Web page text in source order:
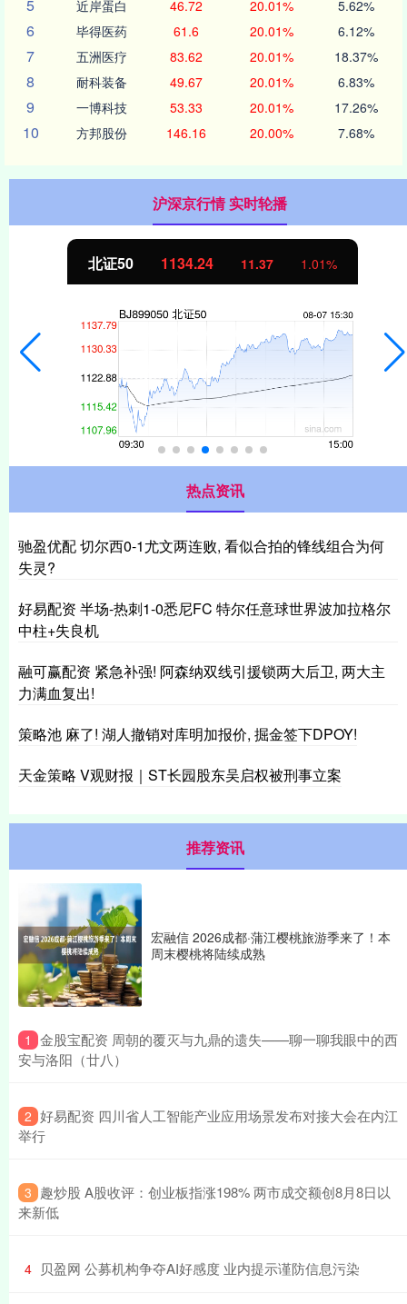
5 近岸蛋白 46.72 20.01% 5.62%
6 毕得医药 61.6 20.01% 6.12%
7 五洲医疗 83.62 20.01% 18.37%
8 耐科装备 49.67 20.01% 6.83%
9 一博科技 53.33 20.01% 17.26%
10 方邦股份 146.16 20.00% 7.68%
沪深京行情 实时轮播
北证50 1134.24 11.37 1.01%
热点资讯
驰盈优配 切尔西0-1尤文两连败, 看似合拍的锋线组合为何
失灵?
好易配资 半场-热刺1-0悉尼FC 特尔任意球世界波加拉格尔
中柱+失良机
融可赢配资 紧急补强! 阿森纳双线引援锁两大后卫, 两大主
力满血复出!
策略池 麻了! 湖人撤销对库明加报价, 掘金签下DPOY!
天金策略 V观财报｜ST长园股东吴启权被刑事立案
推荐资讯
宏融信 2026成都·蒲江樱桃旅游季来了！本
周末樱桃将陆续成熟
1 ​金股宝配资 周朝的覆灭与九鼎的遗失——聊一聊我眼中的西
安与洛阳（廿八）
2 ​好易配资 四川省人工智能产业应用场景发布对接大会在内江
举行
3 ​趣炒股 A股收评：创业板指涨198% 两市成交额创8月8日以
来新低
4 ​贝盈网 公募机构争夺AI好感度 业内提示谨防信息污染